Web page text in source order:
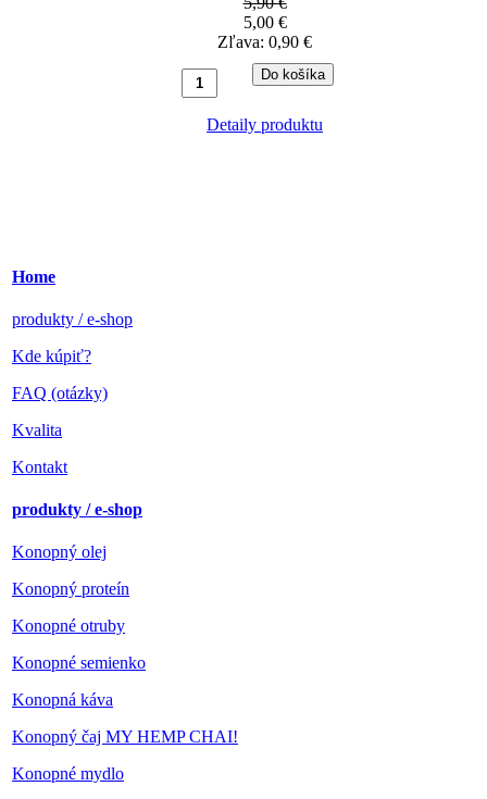
5,00 €
Zľava:0,90 €
Detaily produktu
Home
produkty / e-shop
Kde kúpiť?
FAQ (otázky)
Kvalita
Kontakt
produkty / e-shop
Konopný olej
Konopný proteín
Konopné otruby
Konopné semienko
Konopná káva
Konopný čaj MY HEMP CHAI!
Konopné mydlo